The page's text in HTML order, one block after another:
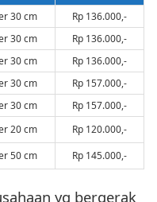
30 cm
Rp 136.000,-
30 cm
Rp 136.000,-
30 cm
Rp 136.000,-
30 cm
Rp 157.000,-
30 cm
Rp 157.000,-
20 cm
Rp 120.000,-
50 cm Rp 145.000,-
yg bergerak